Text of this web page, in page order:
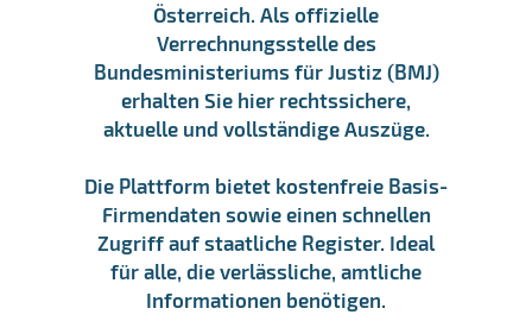
Österreich. Als offizielle
Verrechnungsstelle des
Bundesministeriums für Justiz (BMJ)
erhalten Sie hier rechtssichere,
aktuelle und vollständige Auszüge.
Die Plattform bietet kostenfreie Basis-
Firmendaten sowie einen schnellen
Zugriff auf staatliche Register. Ideal
für alle, die verlässliche, amtliche
Informationen benötigen.